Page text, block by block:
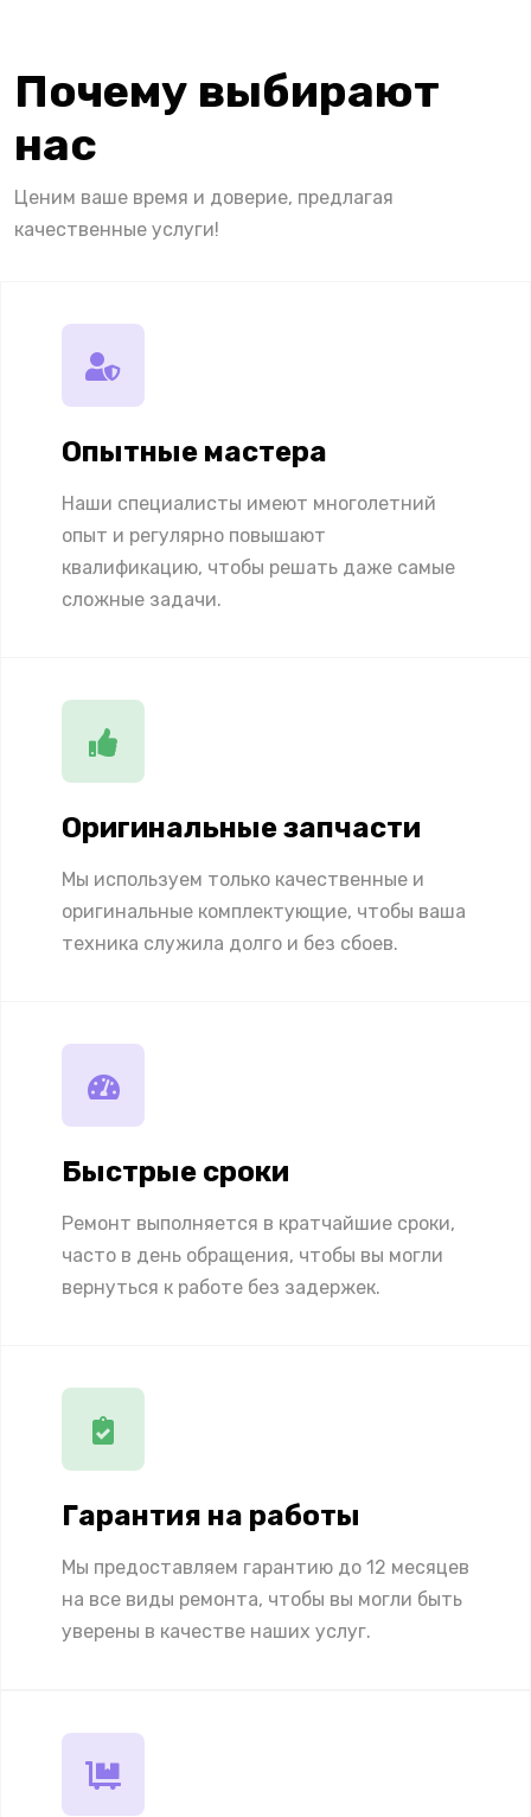
Почему выбирают
нас
Ценим ваше время и доверие, предлагая
качественные услуги!
Опытные мастера
Наши специалисты имеют многолетний
опыт и регулярно повышают
квалификацию, чтобы решать даже самые
сложные задачи.
Оригинальные запчасти
Мы используем только качественные и
оригинальные комплектующие, чтобы ваша
техника служила долго и без сбоев.
Быстрые сроки
Ремонт выполняется в кратчайшие сроки,
часто в день обращения, чтобы вы могли
вернуться к работе без задержек.
Гарантия на работы
Мы предоставляем гарантию до 12 месяцев
на все виды ремонта, чтобы вы могли быть
уверены в качестве наших услуг.